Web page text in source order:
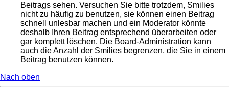
Beitrags sehen. Versuchen Sie bitte trotzdem, Smilies
nicht zu häufig zu benutzen, sie können einen Beitrag
schnell unlesbar machen und ein Moderator könnte
deshalb Ihren Beitrag entsprechend überarbeiten oder
gar komplett löschen. Die Board-Administration kann
auch die Anzahl der Smilies begrenzen, die Sie in einem
Beitrag benutzen können.
Nach oben